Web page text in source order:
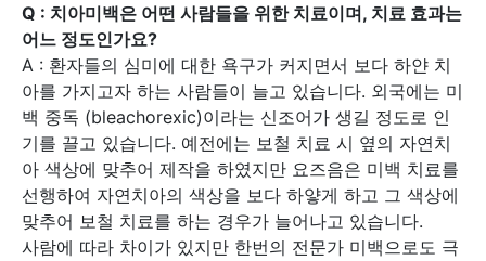
Q : 치아미백은 어떤 사람들을 위한 치료이며, 치료 효과는
어느 정도인가요?
A : 환자들의 심미에 대한 욕구가 커지면서 보다 하얀 치
아를 가지고자 하는 사람들이 늘고 있습니다. 외국에는 미
백 중독 (bleachorexic)이라는 신조어가 생길 정도로 인
기를 끌고 있습니다. 예전에는 보철 치료 시 옆의 자연치
아 색상에 맞추어 제작을 하였지만 요즈음은 미백 치료를
선행하여 자연치아의 색상을 보다 하얗게 하고 그 색상에
맞추어 보철 치료를 하는 경우가 늘어나고 있습니다.
사람에 따라 차이가 있지만 한번의 전문가 미백으로도 극